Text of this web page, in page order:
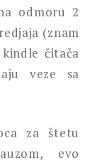
odmoru 2
(znam
čitača
veze sa
za štetu
evo